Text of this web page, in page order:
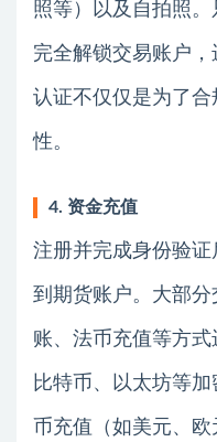
照等）以及自拍照
完全解锁交易账户
认证不仅仅是为了
性。
4. 资金充值
注册并完成身份验
到期货账户。大部
账、法币充值等方
比特币、以太坊等
币充值（如美元、